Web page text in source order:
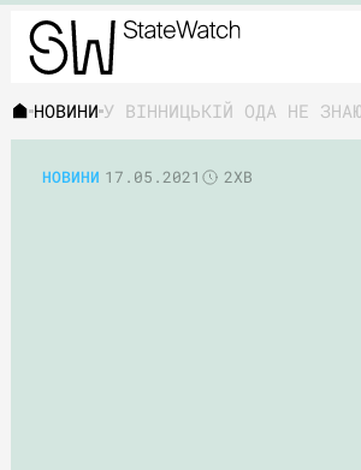
НОВИНИ У ВІННИЦЬКІЙ ОДА НЕ
НОВИНИ 17.05.2021 2ХВ